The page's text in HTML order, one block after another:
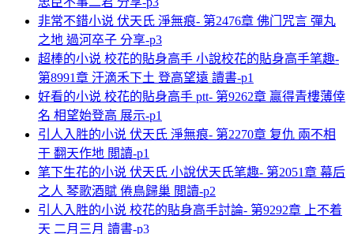
非常不錯小说 伏天氏 淨無痕- 第2476章 佛门咒言 彈丸
之地 過河卒子 分享-p3
超棒的小说 校花的貼身高手 小說校花的貼身高手笔趣-
第8991章 汗滴禾下土 登高望遠 讀書-p1
好看的小说 校花的貼身高手 ptt- 第9262章 贏得青樓薄倖
名 相望始登高 展示-p1
引人入胜的小说 伏天氏 淨無痕- 第2270章 复仇 兩不相
干 翻天作地 閲讀-p1
笔下生花的小说 伏天氏 小說伏天氏笔趣- 第2051章 幕后
之人 琴歌酒賦 倦鳥歸巢 閲讀-p2
引人入胜的小说 校花的貼身高手討論- 第9292章 上不着
天 二月三月 讀書-p3